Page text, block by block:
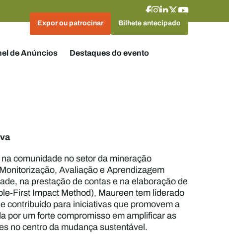
Expor ou patrocinar Bilhete antecipado
de Anúncios Destaques do evento
comunidade no setor da mineração
Avaliação e Aprendizagem
na prestação de contas e na elaboração de
First Impact Method), Maureen tem liderado
contribuído para iniciativas que promovem a
por um forte compromisso em amplificar as
no centro da mudança sustentável.